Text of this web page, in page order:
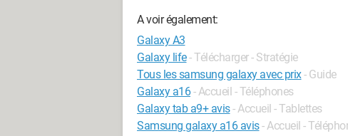
A voir également:
Galaxy A3
Galaxy life- Télécharger - Stratégie
Tous les samsung galaxy avec prix- Guide
Galaxy a16 - Accueil - Téléphones
Galaxy tab a9+ avis- Accueil - Tablettes
Samsung galaxy a16 avis- Accueil -